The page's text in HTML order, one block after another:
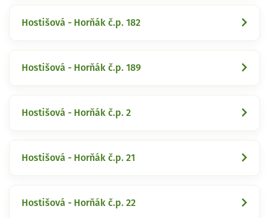
Hostišová - Horňák č.p. 182
Hostišová - Horňák č.p. 189
Hostišová - Horňák č.p. 2
Hostišová - Horňák č.p. 21
Hostišová - Horňák č.p. 22